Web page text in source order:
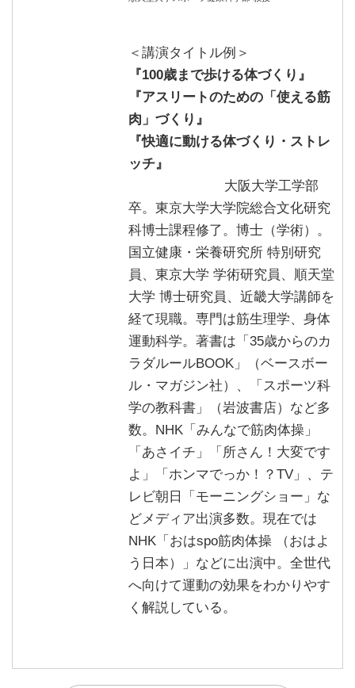
＜講演タイトル例＞
『100歳まで歩ける体づくり』
『アスリートのための「使える筋
肉」づくり』
『快適に動ける体づくり・ストレ
ッチ』
大阪大学工学部
卒。東京大学大学院総合文化研究
科博士課程修了。博士（学術）。
国立健康・栄養研究所 特別研究
員、東京大学 学術研究員、順天堂
大学 博士研究員、近畿大学講師を
経て現職。専門は筋生理学、身体
運動科学。著書は「35歳からのカ
ラダルールBOOK」（ベースボー
ル・マガジン社）、「スポーツ科
学の教科書」（岩波書店）など多
数。NHK「みんなで筋肉体操」
「あさイチ」「所さん！大変です
よ」「ホンマでっか！？TV」、テ
レビ朝日「モーニングショー」な
どメディア出演多数。現在では
NHK「 おはspo筋肉体操 （おはよ
う日本）
」などに出演中。全世代
へ向けて運動の効果をわかりやす
く解説している。